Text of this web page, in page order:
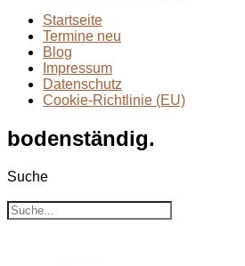
Startseite
Termine neu
Blog
Impressum
Datenschutz
Cookie-Richtlinie (EU)
bodenständig.
Suche